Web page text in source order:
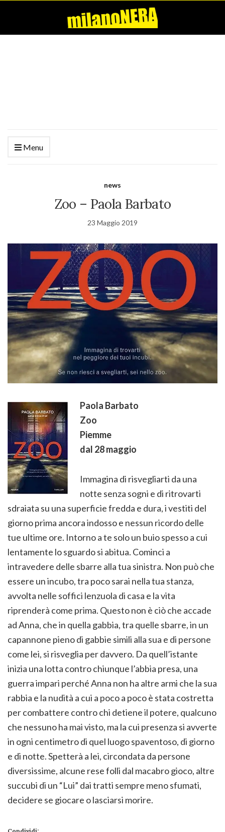
Menu
news
Zoo – Paola Barbato
23 Maggio 2019
Paola Barbato
Zoo
Piemme
dal 28 maggio
Immagina di risvegliarti da una
notte senza sogni e di ritrovarti
sdraiata su una superficie fredda e dura, i vestiti del
giorno prima ancora indosso e nessun ricordo delle
tue ultime ore. Intorno a te solo un buio spesso a cui
lentamente lo sguardo si abitua. Cominci a
intravedere delle sbarre alla tua sinistra. Non può che
essere un incubo, tra poco sarai nella tua stanza,
avvolta nelle soffici lenzuola di casa e la vita
riprenderà come prima. Questo non è ciò che accade
ad Anna, che in quella gabbia, tra quelle sbarre, in un
capannone pieno di gabbie simili alla sua e di persone
come lei, si risveglia per davvero. Da quell’istante
inizia una lotta contro chiunque l’abbia presa, una
guerra impari perché Anna non ha altre armi che la sua
rabbia e la nudità a cui a poco a poco è stata costretta
per combattere contro chi detiene il potere, qualcuno
che nessuno ha mai visto, ma la cui presenza si avverte
in ogni centimetro di quel luogo spaventoso, di giorno
e di notte. Spetterà a lei, circondata da persone
diversissime, alcune rese folli dal macabro gioco, altre
succubi di un “Lui” dai tratti sempre meno sfumati,
decidere se giocare o lasciarsi morire.